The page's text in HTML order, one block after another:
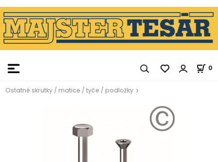
0
Ostatné skrutky / matice / tyče / podložky